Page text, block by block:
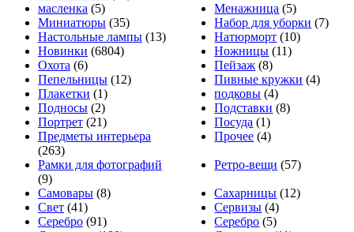
масленка (5) Менажница (5)
Миниатюры (35) Набор для уборки (7)
Настольные лампы (13) Натюрморт (10)
Новинки (6804) Ножницы (11)
Охота (6) Пейзаж (8)
Пепельницы (12) Пивные кружки (4)
Плакетки (1) подковы (4)
Подносы (2) Подставки (8)
Портрет (21) Посуда (1)
Предметы интерьера
(263)
Прочее (4)
Рамки для фотографий
(9)
Ретро-вещи (57)
Самовары (8) Сахарницы (12)
Свет (41) Сервизы (4)
Серебро (91) Серебро (5)